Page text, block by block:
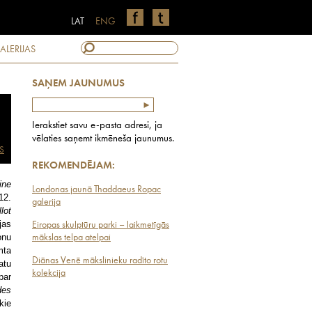
ENG
LAT
SAŅEM JAUNUMUS
Ierakstiet savu e-pasta adresi, ja
vēlaties saņemt ikmēneša jaunumus.
REKOMENDĒJAM:
Londonas jaunā Thaddaeus Ropac
galerija
Eiropas skulptūru parki – laikmetīgās
mākslas telpa atelpai
Diānas Venē mākslinieku radīto rotu
kolekcija